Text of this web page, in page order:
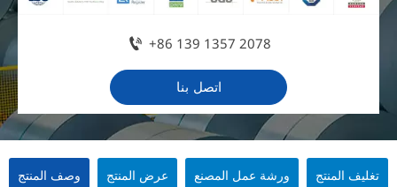
 +86 139 1357 2078
اتصل بنا
وصف المنتج عرض المنتج ورشة عمل المصنع تغليف المنتج